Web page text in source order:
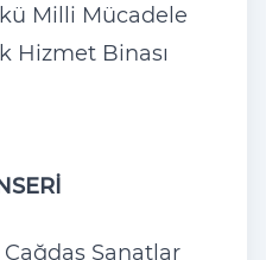
Milli Mücadele
Hizmet Binası
Sanatlar